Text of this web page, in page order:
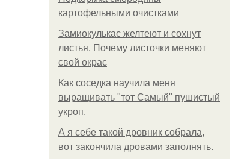
картофельными очистками
Замиокулькас желтеют и сохнут
листья. Почему листочки меняют
свой окрас
Как соседка научила меня
выращивать "тот Самый" пушистый
укроп.
А я себе такой дровник собрала,
вот закончила дровами заполнять.